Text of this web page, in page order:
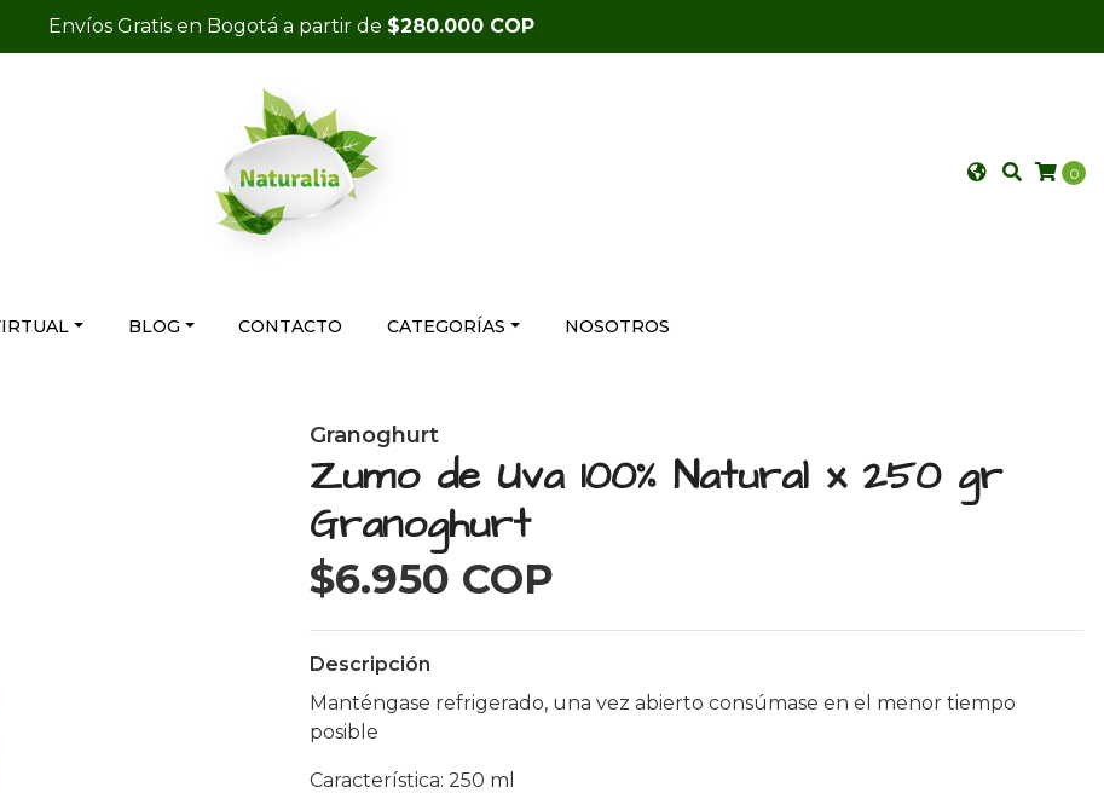
Envíos Gratis en Bogotá a partir de $280.000 COP
0
BLOG CONTACTO CATEGORÍAS NOSOTROS
Granoghurt
Zumo de Uva 100% Natural x 250 gr
Granoghurt
$6.950 COP
Descripción
Manténgase refrigerado, una vez abierto consúmase en el menor tiempo
posible
Característica: 250 ml